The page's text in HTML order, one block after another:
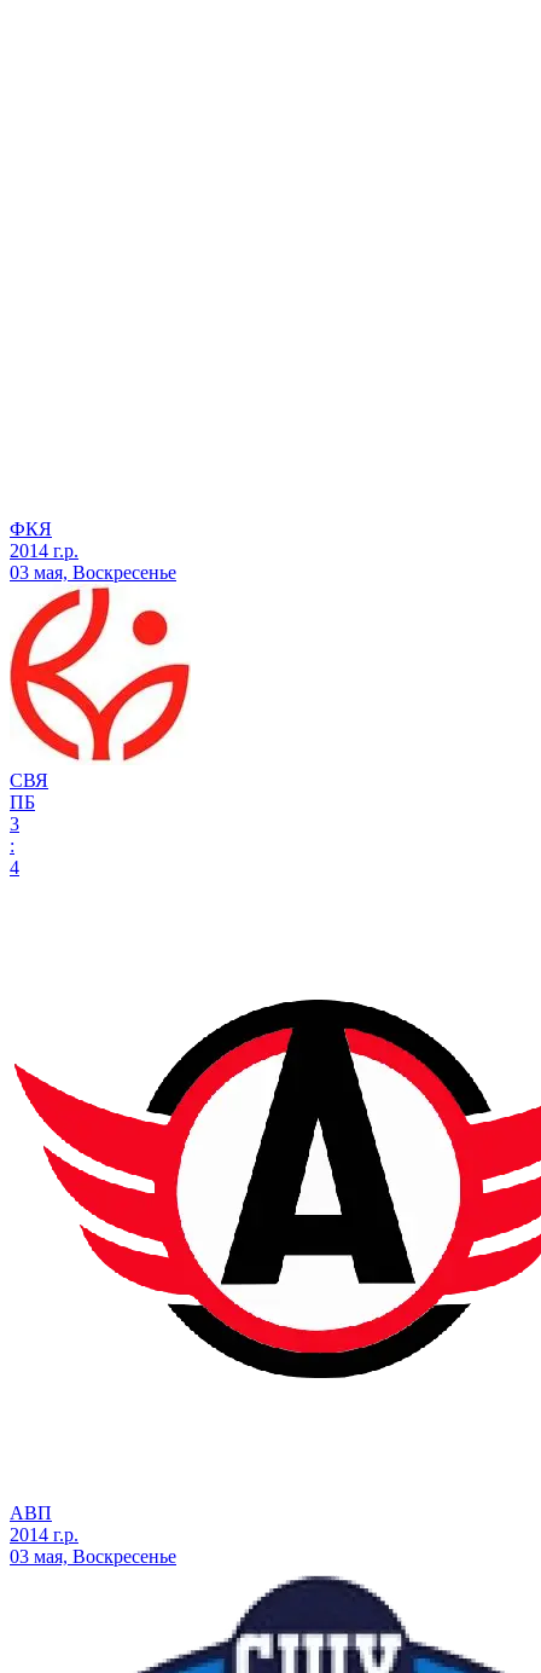
ФКЯ
2014 г.р.
03 мая, Воскресенье
СВЯ
ПБ
3
:
4
АВП
2014 г.р.
03 мая, Воскресенье